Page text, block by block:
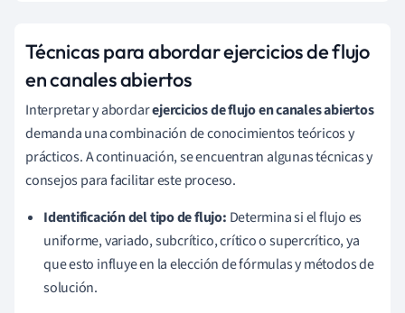
Técnicas para abordar ejercicios de flujo
en canales abiertos
Interpretar y abordarejercicios de flujo en canales abiertos
demanda una combinación de conocimientos teóricos y
prácticos. A continuación, se encuentran algunas técnicas y
consejos para facilitar este proceso.
Identificación del tipo de flujo: Determina si el flujo es
uniforme, variado, subcrítico, crítico o supercrítico, ya
que esto influye en la elección de fórmulas y métodos de
solución.